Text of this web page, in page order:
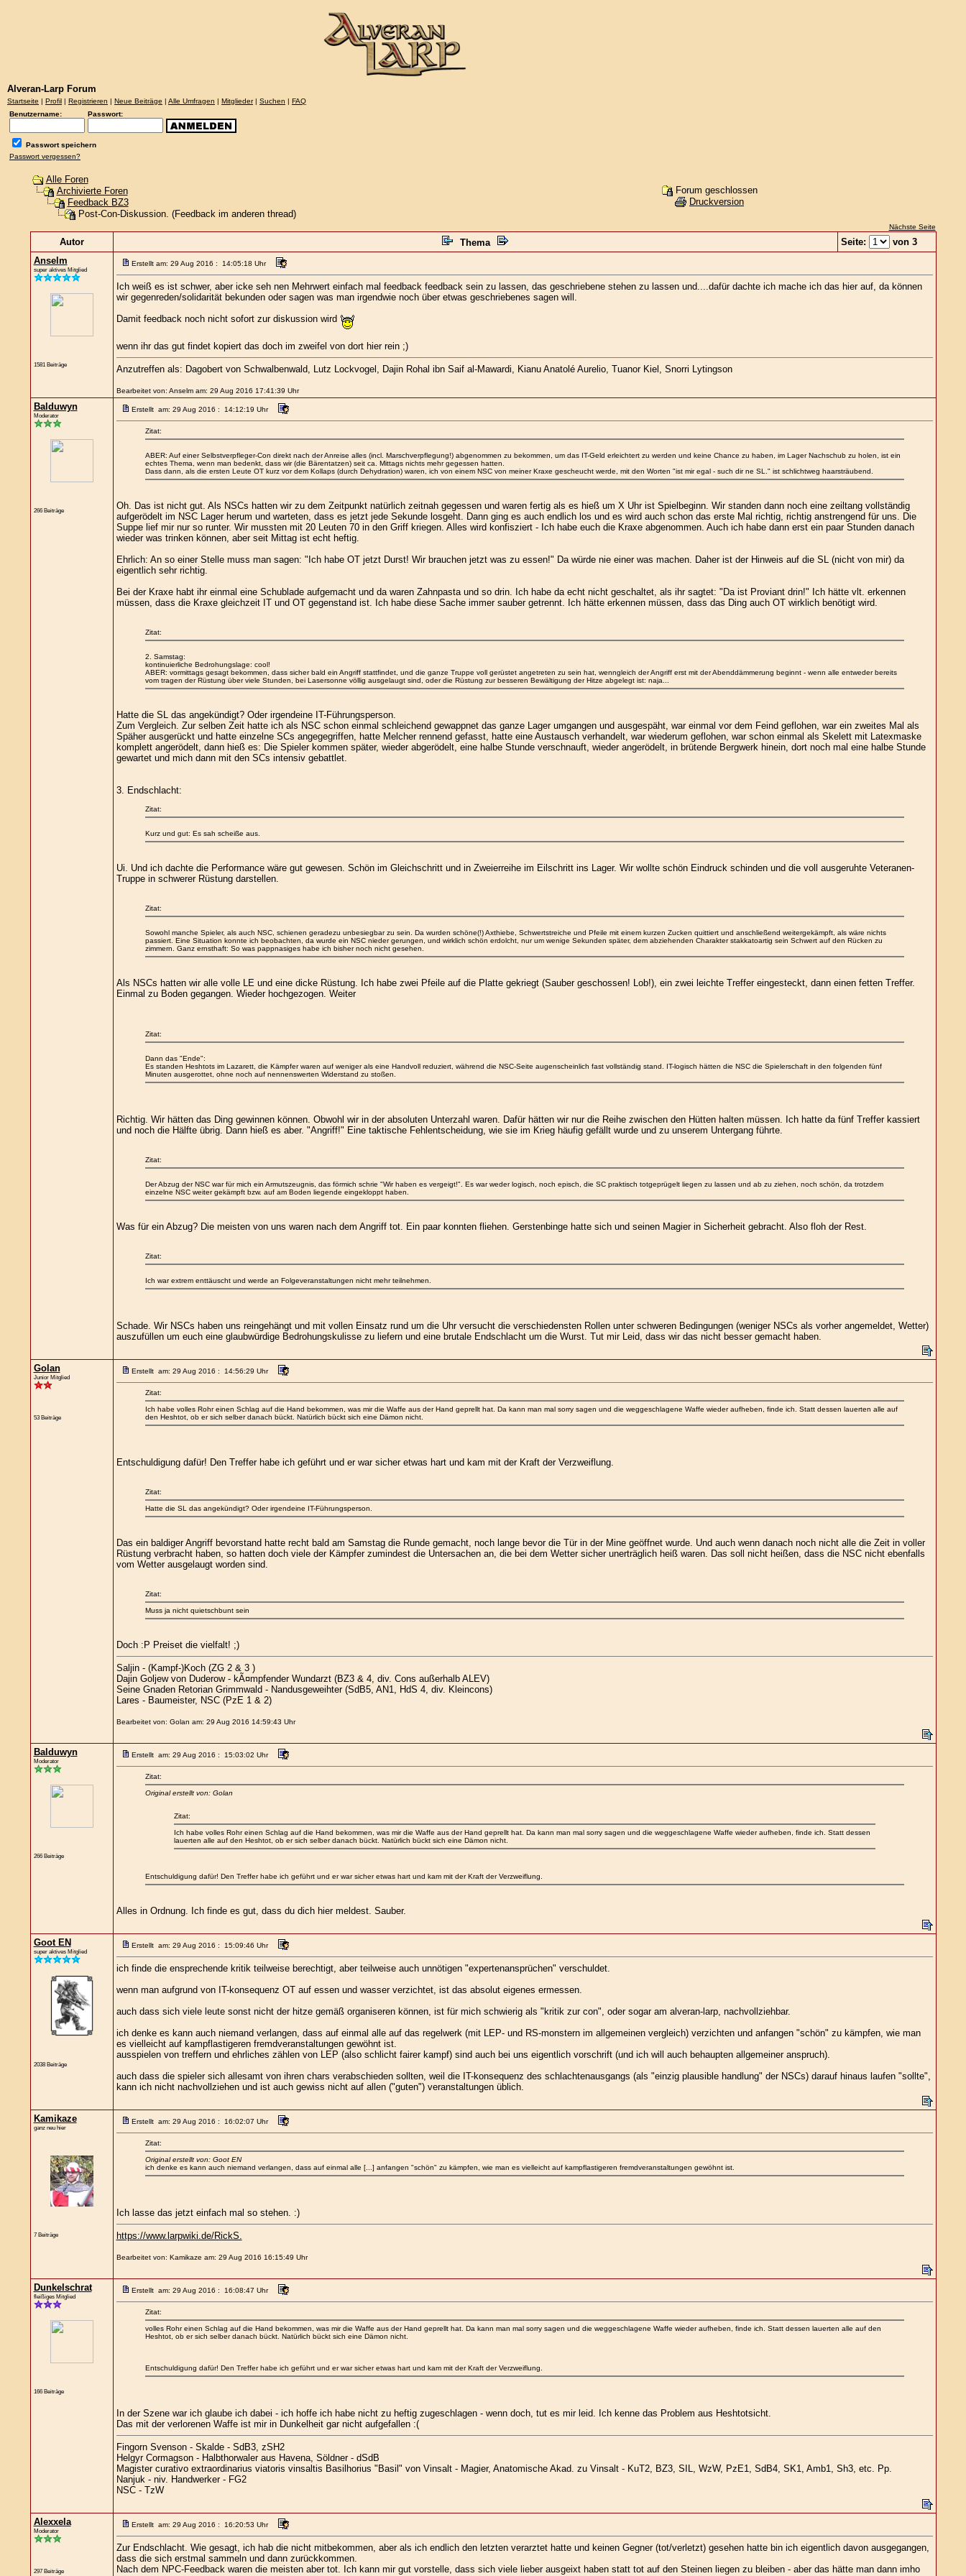
Alveran-Larp Forum
Startseite | Profil | Registrieren | Neue Beiträge | Alle Umfragen | Mitglieder| Suchen | FAQ
Benutzername:
Passwort:
Passwort speichern
Passwort vergessen?
Alle Foren
Archivierte Foren
Feedback BZ3
Post-Con-Diskussion. (Feedback im anderen thread)
Forum geschlossen
Druckversion
Nächste Seite
Autor Thema Seite:
von 3
Anselm
super aktives Mitglied
1581 Beiträge
Erstellt am: 29 Aug 2016 : 14:05:18 Uhr
Ich weiß es ist schwer, aber icke seh nen Mehrwert einfach mal feedback feedback sein zu lassen, das geschriebene stehen zu lassen und....dafür dachte ich mache ich das hier auf, da können
wir gegenreden/solidarität bekunden oder sagen was man irgendwie noch über etwas geschriebenes sagen will.
Damit feedback noch nicht sofort zur diskussion wird
wenn ihr das gut findet kopiert das doch im zweifel von dort hier rein ;)
Anzutreffen als: Dagobert von Schwalbenwald, Lutz Lockvogel, Dajin Rohal ibn Saif al-Mawardi, Kianu Anatolé Aurelio, Tuanor Kiel, Snorri Lytingson
Bearbeitet von: Anselm am: 29 Aug 2016 17:41:39 Uhr
Balduwyn
Moderator
266 Beiträge
Erstellt am: 29 Aug 2016 : 14:12:19 Uhr
Zitat:
ABER: Auf einer Selbstverpfleger-Con direkt nach der Anreise alles (incl. Marschverpflegung!) abgenommen zu bekommen, um das IT-Geld erleichtert zu werden und keine Chance zu haben, im Lager Nachschub zu holen, ist ein
echtes Thema, wenn man bedenkt, dass wir (die Bärentatzen) seit ca. Mittags nichts mehr gegessen hatten.
Dass dann, als die ersten Leute OT kurz vor dem Kollaps (durch Dehydration) waren, ich von einem NSC von meiner Kraxe gescheucht werde, mit den Worten "ist mir egal - such dir ne SL." ist schlichtweg haarsträubend.
Oh. Das ist nicht gut. Als NSCs hatten wir zu dem Zeitpunkt natürlich zeitnah gegessen und waren fertig als es hieß um X Uhr ist Spielbeginn. Wir standen dann noch eine zeiltang vollständig
aufgerödelt im NSC Lager herum und warteten, dass es jetzt jede Sekunde losgeht. Dann ging es auch endlich los und es wird auch schon das erste Mal richtig, richtig anstrengend für uns. Die
Suppe lief mir nur so runter. Wir mussten mit 20 Leuten 70 in den Griff kriegen. Alles wird konfisziert - Ich habe euch die Kraxe abgenommen. Auch ich habe dann erst ein paar Stunden danach
wieder was trinken können, aber seit Mittag ist echt heftig.
Ehrlich: An so einer Stelle muss man sagen: "Ich habe OT jetzt Durst! Wir brauchen jetzt was zu essen!" Da würde nie einer was machen. Daher ist der Hinweis auf die SL (nicht von mir) da
eigentlich sehr richtig.
Bei der Kraxe habt ihr einmal eine Schublade aufgemacht und da waren Zahnpasta und so drin. Ich habe da echt nicht geschaltet, als ihr sagtet: "Da ist Proviant drin!" Ich hätte vlt. erkennen
müssen, dass die Kraxe gleichzeit IT und OT gegenstand ist. Ich habe diese Sache immer sauber getrennt. Ich hätte erkennen müssen, dass das Ding auch OT wirklich benötigt wird.
Zitat:
2. Samstag:
kontinuierliche Bedrohungslage: cool!
ABER: vormittags gesagt bekommen, dass sicher bald ein Angriff stattfindet, und die ganze Truppe voll gerüstet angetreten zu sein hat, wenngleich der Angriff erst mit der Abenddämmerung beginnt - wenn alle entweder bereits
vom tragen der Rüstung über viele Stunden, bei Lasersonne völlig ausgelaugt sind, oder die Rüstung zur besseren Bewältigung der Hitze abgelegt ist: naja...
Hatte die SL das angekündigt? Oder irgendeine IT-Führungsperson.
Zum Vergleich. Zur selben Zeit hatte ich als NSC schon einmal schleichend gewappnet das ganze Lager umgangen und ausgespäht, war einmal vor dem Feind geflohen, war ein zweites Mal als
Späher ausgerückt und hatte einzelne SCs angegegriffen, hatte Melcher rennend gefasst, hatte eine Austausch verhandelt, war wiederum geflohen, war schon einmal als Skelett mit Latexmaske
komplett angerödelt, dann hieß es: Die Spieler kommen später, wieder abgerödelt, eine halbe Stunde verschnauft, wieder angerödelt, in brütende Bergwerk hinein, dort noch mal eine halbe Stunde
gewartet und mich dann mit den SCs intensiv gebattlet.
3. Endschlacht:
Zitat:
Kurz und gut: Es sah scheiße aus.
Ui. Und ich dachte die Performance wäre gut gewesen. Schön im Gleichschritt und in Zweierreihe im Eilschritt ins Lager. Wir wollte schön Eindruck schinden und die voll ausgeruhte Veteranen-
Truppe in schwerer Rüstung darstellen.
Zitat:
Sowohl manche Spieler, als auch NSC, schienen geradezu unbesiegbar zu sein. Da wurden schöne(!) Axthiebe, Schwertstreiche und Pfeile mit einem kurzen Zucken quittiert und anschließend weitergekämpft, als wäre nichts
passiert. Eine Situation konnte ich beobachten, da wurde ein NSC nieder gerungen, und wirklich schön erdolcht, nur um wenige Sekunden später, dem abziehenden Charakter stakkatoartig sein Schwert auf den Rücken zu
zimmern. Ganz ernsthaft: So was pappnasiges habe ich bisher noch nicht gesehen.
Als NSCs hatten wir alle volle LE und eine dicke Rüstung. Ich habe zwei Pfeile auf die Platte gekriegt (Sauber geschossen! Lob!), ein zwei leichte Treffer eingesteckt, dann einen fetten Treffer.
Einmal zu Boden gegangen. Wieder hochgezogen. Weiter
Zitat:
Dann das "Ende":
Es standen Heshtots im Lazarett, die Kämpfer waren auf weniger als eine Handvoll reduziert, während die NSC-Seite augenscheinlich fast vollständig stand. IT-logisch hätten die NSC die Spielerschaft in den folgenden fünf
Minuten ausgerottet, ohne noch auf nennenswerten Widerstand zu stoßen.
Richtig. Wir hätten das Ding gewinnen können. Obwohl wir in der absoluten Unterzahl waren. Dafür hätten wir nur die Reihe zwischen den Hütten halten müssen. Ich hatte da fünf Treffer kassiert
und noch die Hälfte übrig. Dann hieß es aber. "Angriff!" Eine taktische Fehlentscheidung, wie sie im Krieg häufig gefällt wurde und zu unserem Untergang führte.
Zitat:
Der Abzug der NSC war für mich ein Armutszeugnis, das förmich schrie "Wir haben es vergeigt!". Es war weder logisch, noch episch, die SC praktisch totgeprügelt liegen zu lassen und ab zu ziehen, noch schön, da trotzdem
einzelne NSC weiter gekämpft bzw. auf am Boden liegende eingekloppt haben.
Was für ein Abzug? Die meisten von uns waren nach dem Angriff tot. Ein paar konnten fliehen. Gerstenbinge hatte sich und seinen Magier in Sicherheit gebracht. Also floh der Rest.
Zitat:
Ich war extrem enttäuscht und werde an Folgeveranstaltungen nicht mehr teilnehmen.
Schade. Wir NSCs haben uns reingehängt und mit vollen Einsatz rund um die Uhr versucht die verschiedensten Rollen unter schweren Bedingungen (weniger NSCs als vorher angemeldet, Wetter)
auszufüllen um euch eine glaubwürdige Bedrohungskulisse zu liefern und eine brutale Endschlacht um die Wurst. Tut mir Leid, dass wir das nicht besser gemacht haben.
Golan
Junior Mitglied
53 Beiträge
Erstellt am: 29 Aug 2016 : 14:56:29 Uhr
Zitat:
Ich habe volles Rohr einen Schlag auf die Hand bekommen, was mir die Waffe aus der Hand geprellt hat. Da kann man mal sorry sagen und die weggeschlagene Waffe wieder aufheben, finde ich. Statt dessen lauerten alle auf
den Heshtot, ob er sich selber danach bückt. Natürlich bückt sich eine Dämon nicht.
Entschuldigung dafür! Den Treffer habe ich geführt und er war sicher etwas hart und kam mit der Kraft der Verzweiflung.
Zitat:
Hatte die SL das angekündigt? Oder irgendeine IT-Führungsperson.
Das ein baldiger Angriff bevorstand hatte recht bald am Samstag die Runde gemacht, noch lange bevor die Tür in der Mine geöffnet wurde. Und auch wenn danach noch nicht alle die Zeit in voller
Rüstung verbracht haben, so hatten doch viele der Kämpfer zumindest die Untersachen an, die bei dem Wetter sicher unerträglich heiß waren. Das soll nicht heißen, dass die NSC nicht ebenfalls
vom Wetter ausgelaugt worden sind.
Zitat:
Muss ja nicht quietschbunt sein
Doch :P Preiset die vielfalt! ;)
Saljin - (Kampf-)Koch (ZG 2 & 3 )
Dajin Goljew von Duderow - kÃ¤mpfender Wundarzt (BZ3 & 4, div. Cons außerhalb ALEV)
Seine Gnaden Retorian Grimmwald - Nandusgeweihter (SdB5, AN1, HdS 4, div. Kleincons)
Lares - Baumeister, NSC (PzE 1 & 2)
Bearbeitet von: Golan am: 29 Aug 2016 14:59:43 Uhr
Balduwyn
Moderator
266 Beiträge
Erstellt am: 29 Aug 2016 : 15:03:02 Uhr
Zitat:
Original erstellt von: Golan
Zitat:
Ich habe volles Rohr einen Schlag auf die Hand bekommen, was mir die Waffe aus der Hand geprellt hat. Da kann man mal sorry sagen und die weggeschlagene Waffe wieder aufheben, finde ich. Statt dessen
lauerten alle auf den Heshtot, ob er sich selber danach bückt. Natürlich bückt sich eine Dämon nicht.
Entschuldigung dafür! Den Treffer habe ich geführt und er war sicher etwas hart und kam mit der Kraft der Verzweiflung.
Alles in Ordnung. Ich finde es gut, dass du dich hier meldest. Sauber.
Goot EN
super aktives Mitglied
2038 Beiträge
Erstellt am: 29 Aug 2016 : 15:09:46 Uhr
ich finde die ensprechende kritik teilweise berechtigt, aber teilweise auch unnötigen "expertenansprüchen" verschuldet.
wenn man aufgrund von IT-konsequenz OT auf essen und wasser verzichtet, ist das absolut eigenes ermessen.
auch dass sich viele leute sonst nicht der hitze gemäß organiseren können, ist für mich schwierig als "kritik zur con", oder sogar am alveran-larp, nachvollziehbar.
ich denke es kann auch niemand verlangen, dass auf einmal alle auf das regelwerk (mit LEP- und RS-monstern im allgemeinen vergleich) verzichten und anfangen "schön" zu kämpfen, wie man
es vielleicht auf kampflastigeren fremdveranstaltungen gewöhnt ist.
ausspielen von treffern und ehrliches zählen von LEP (also schlicht fairer kampf) sind auch bei uns eigentlich vorschrift (und ich will auch behaupten allgemeiner anspruch).
auch dass die spieler sich allesamt von ihren chars verabschieden sollten, weil die IT-konsequenz des schlachtenausgangs (als "einzig plausible handlung" der NSCs) darauf hinaus laufen "sollte",
kann ich nicht nachvollziehen und ist auch gewiss nicht auf allen ("guten") veranstaltungen üblich.
Kamikaze
ganz neu hier
7 Beiträge
Erstellt am: 29 Aug 2016 : 16:02:07 Uhr
Zitat:
Original erstellt von: Goot EN
ich denke es kann auch niemand verlangen, dass auf einmal alle [...] anfangen "schön" zu kämpfen, wie man es vielleicht auf kampflastigeren fremdveranstaltungen gewöhnt ist.
Ich lasse das jetzt einfach mal so stehen. :)
https://www.larpwiki.de/RickS.
Bearbeitet von: Kamikaze am: 29 Aug 2016 16:15:49 Uhr
Dunkelschrat
fleißiges Mitglied
166 Beiträge
Erstellt am: 29 Aug 2016 : 16:08:47 Uhr
Zitat:
volles Rohr einen Schlag auf die Hand bekommen, was mir die Waffe aus der Hand geprellt hat. Da kann man mal sorry sagen und die weggeschlagene Waffe wieder aufheben, finde ich. Statt dessen lauerten alle auf den
Heshtot, ob er sich selber danach bückt. Natürlich bückt sich eine Dämon nicht.
Entschuldigung dafür! Den Treffer habe ich geführt und er war sicher etwas hart und kam mit der Kraft der Verzweiflung.
In der Szene war ich glaube ich dabei - ich hoffe ich habe nicht zu heftig zugeschlagen - wenn doch, tut es mir leid. Ich kenne das Problem aus Heshtotsicht.
Das mit der verlorenen Waffe ist mir in Dunkelheit gar nicht aufgefallen :(
Fingorn Svenson - Skalde - SdB3, zSH2
Helgyr Cormagson - Halbthorwaler aus Havena, Söldner - dSdB
Magister curativo extraordinarius viatoris vinsaltis Basilhorius "Basil" von Vinsalt - Magier, Anatomische Akad. zu Vinsalt - KuT2, BZ3, SIL, WzW, PzE1, SdB4, SK1, Amb1, Sh3, etc. Pp.
Nanjuk - niv. Handwerker - FG2
NSC - TzW
Alexxela
Moderator
297 Beiträge
Erstellt am: 29 Aug 2016 : 16:20:53 Uhr
Zur Endschlacht. Wie gesagt, ich hab die nicht mitbekommen, aber als ich endlich den letzten verarztet hatte und keinen Gegner (tot/verletzt) gesehen hatte bin ich eigentlich davon ausgegangen,
dass die sich erstmal sammeln und dann zurückkommen.
Nach dem NPC-Feedback waren die meisten aber tot. Ich kann mir gut vorstelle, dass sich viele lieber ausgeixt haben statt tot auf den Steinen liegen zu bleiben - aber das hätte man dann imho